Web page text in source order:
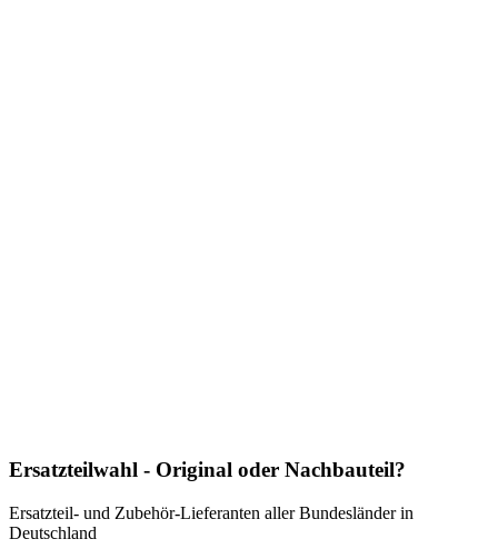
» Firma
Firmenname / Unternehmen
» Umkreissuche
Ersatzteil-Lieferant in der Nähe suchen
Ersatzteilwahl - Original oder Nachbauteil?
Ersatzteil- und Zubehör-Lieferanten aller Bundesländer in
Deutschland